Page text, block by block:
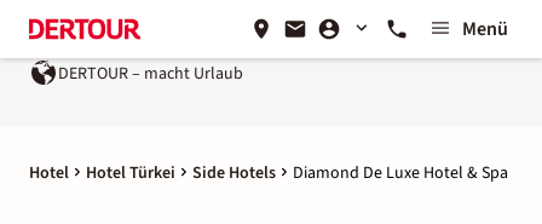
Menü
– macht Urlaub
Hotel Hotel Türkei Side Hotels Diamond De Luxe Hotel & Spa